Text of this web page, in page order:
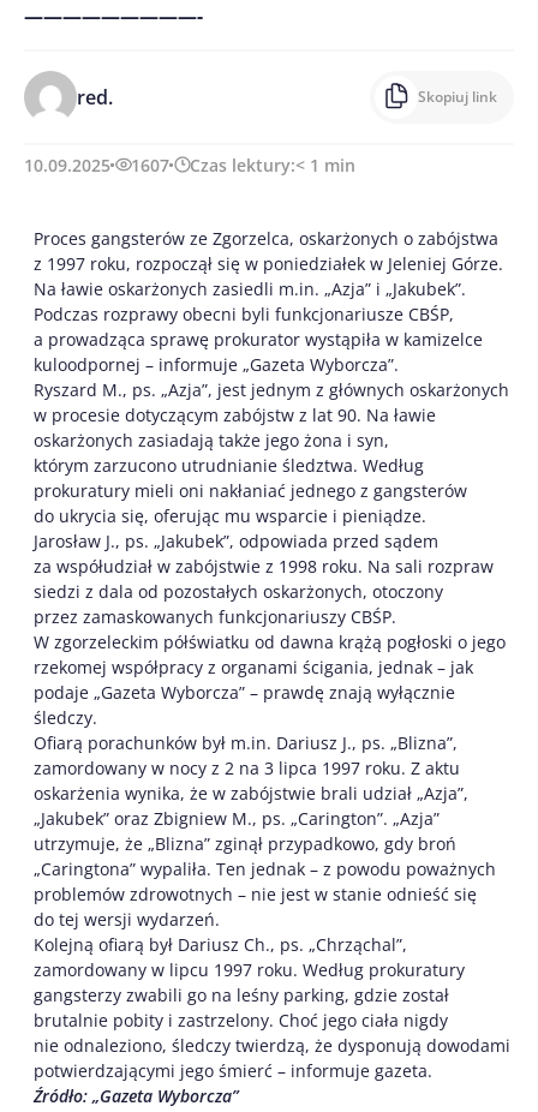
—————————-
red. Skopiuj link
10.09.2025 1607 Czas lektury:< 1 min
Proces gangsterów ze Zgorzelca, oskarżonych o zabójstwa
z 1997 roku, rozpoczął się w poniedziałek w Jeleniej Górze.
Na ławie oskarżonych zasiedli m.in. „Azja” i „Jakubek”.
Podczas rozprawy obecni byli funkcjonariusze CBŚP,
a prowadząca sprawę prokurator wystąpiła w kamizelce
kuloodpornej – informuje „Gazeta Wyborcza”.
Ryszard M., ps. „Azja”, jest jednym z głównych oskarżonych
w procesie dotyczącym zabójstw z lat 90. Na ławie
oskarżonych zasiadają także jego żona i syn,
którym zarzucono utrudnianie śledztwa. Według
prokuratury mieli oni nakłaniać jednego z gangsterów
do ukrycia się, oferując mu wsparcie i pieniądze.
Jarosław J., ps. „Jakubek”, odpowiada przed sądem
za współudział w zabójstwie z 1998 roku. Na sali rozpraw
siedzi z dala od pozostałych oskarżonych, otoczony
przez zamaskowanych funkcjonariuszy CBŚP.
W zgorzeleckim półświatku od dawna krążą pogłoski o jego
rzekomej współpracy z organami ścigania, jednak – jak
podaje „Gazeta Wyborcza” – prawdę znają wyłącznie
śledczy.
Ofiarą porachunków był m.in. Dariusz J., ps. „Blizna”,
zamordowany w nocy z 2 na 3 lipca 1997 roku. Z aktu
oskarżenia wynika, że w zabójstwie brali udział „Azja”,
„Jakubek” oraz Zbigniew M., ps. „Carington”. „Azja”
utrzymuje, że „Blizna” zginął przypadkowo, gdy broń
„Caringtona” wypaliła. Ten jednak – z powodu poważnych
problemów zdrowotnych – nie jest w stanie odnieść się
do tej wersji wydarzeń.
Kolejną ofiarą był Dariusz Ch., ps. „Chrząchal”,
zamordowany w lipcu 1997 roku. Według prokuratury
gangsterzy zwabili go na leśny parking, gdzie został
brutalnie pobity i zastrzelony. Choć jego ciała nigdy
nie odnaleziono, śledczy twierdzą, że dysponują dowodami
potwierdzającymi jego śmierć – informuje gazeta.
Źródło: „Gazeta Wyborcza”